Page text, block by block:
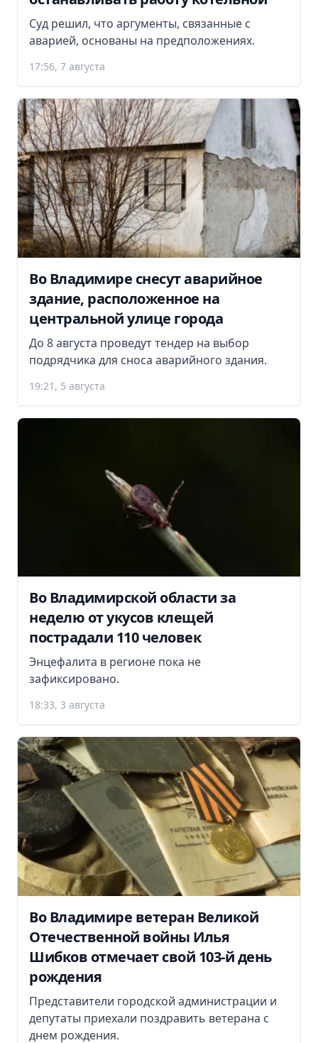
Суд решил, что аргументы, связанные с
аварией, основаны на предположениях.
17:56, 7 августа
Во Владимире снесут аварийное
здание, расположенное на
центральной улице города
До 8 августа проведут тендер на выбор
подрядчика для сноса аварийного здания.
19:21, 5 августа
Во Владимирской области за
неделю от укусов клещей
пострадали 110 человек
Энцефалита в регионе пока не
зафиксировано.
18:33, 3 августа
Во Владимире ветеран Великой
Отечественной войны Илья
Шибков отмечает свой 103-й день
рождения
Представители городской администрации и
депутаты приехали поздравить ветерана с
днем рождения.